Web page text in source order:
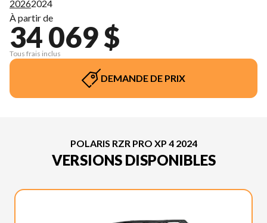
20262024
À partir de
34 069 $
Tous frais inclus
DEMANDE DE PRIX
POLARIS RZR PRO XP 4 2024
VERSIONS DISPONIBLES